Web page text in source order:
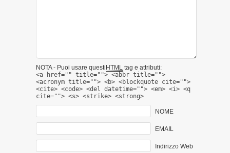
NOTA - Puoi usare questiHTML tag e attributi:
<a href="" title=""> <abbr title="">
<acronym title=""> <b> <blockquote cite="">
<cite> <code> <del datetime=""> <em> <i> <q
cite=""> <s> <strike> <strong>
NOME
EMAIL
Indirizzo Web